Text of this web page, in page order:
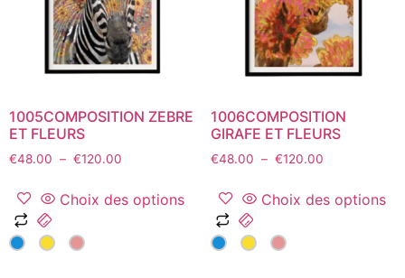
choisies
sur
la
page
produit
choisies
sur
la
page
produit
1005COMPOSITION ZEBRE
ET FLEURS
€48.00 – €120.00
prix :
€48.00
Choix des options
Ce
produit
1006COMPOSITION
GIRAFE ET FLEURS
€48.00 – €120.00Plage
prix :
€48.00
Choix des options
Ce
produit